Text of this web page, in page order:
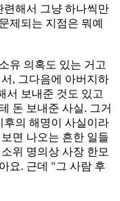
해서 그냥 하나씩만
제되는 지점은 뭐예
유 의혹도 있는 거고
, 그다음에 아버지하
서 보내준 것도 있고
돈 보내준 사실. 그거
후의 해명이 사실이라
면 나오는 흔한 일들
위 명의상 사장 한모
요. 근데 "그 사람 후